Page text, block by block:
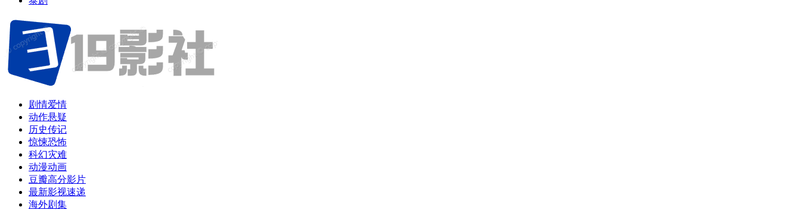
剧情爱情
动作悬疑
历史传记
惊悚恐怖
科幻灾难
动漫动画
豆瓣高分影片
最新影视速递
海外剧集